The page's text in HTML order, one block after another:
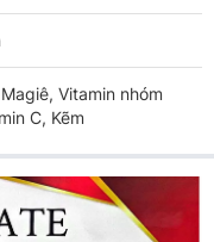
Vitamin nhóm
C, Kẽm